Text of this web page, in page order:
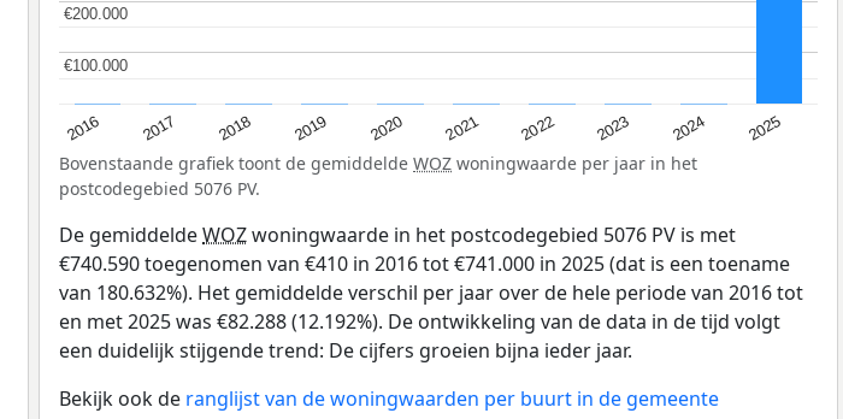
2016 2017 2018 2019 2020 2021 2022 2023 2024 2025
€100.000
€100.000
€200.000
€200.000
Bovenstaande grafiek toont de gemiddelde WOZ woningwaarde per jaar in het
postcodegebied 5076 PV.
De gemiddeldeWOZwoningwaarde in het postcodegebied 5076 PV is met
€740.590 toegenomen van €410 in 2016 tot €741.000 in 2025 (dat is een toename
van 180.632%). Het gemiddelde verschil per jaar over de hele periode van 2016 tot
en met 2025 was €82.288 (12.192%). De ontwikkeling van de data in de tijd volgt
een duidelijk stijgende trend: De cijfers groeien bijna ieder jaar.
Bekijk ook de ranglijst van de woningwaarden per buurt in de gemeente